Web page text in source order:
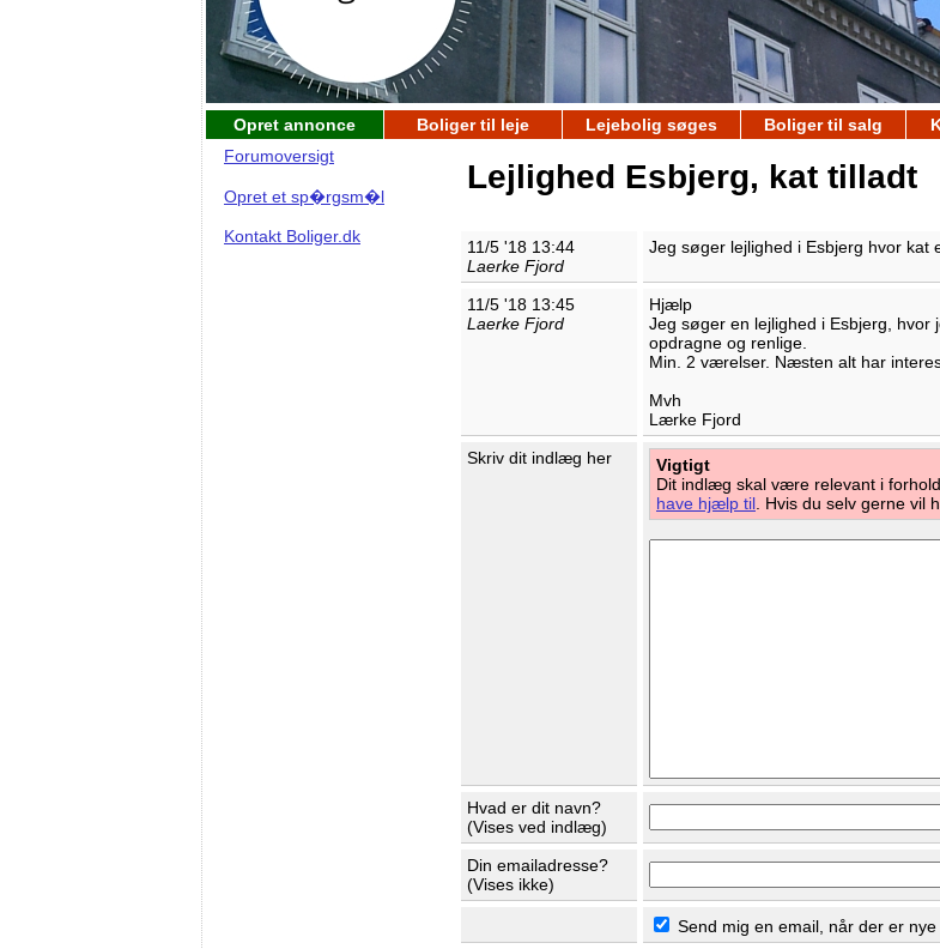
Opret annonce Boliger til leje Lejebolig søges Boliger til salg
Forumoversigt
Opret et sp�rgsm�l
Kontakt Boliger.dk
Lejlighed Esbjerg, kat tilladt
11/5 '18 13:44
Laerke Fjord
Jeg søger lejlighed i Esbjerg hvor kat
11/5 '18 13:45
Laerke Fjord
Hjælp
Jeg søger en lejlighed i Esbjerg, hvor
opdragne og renlige.
Min. 2 værelser. Næsten alt har
Mvh
Lærke Fjord
Skriv dit indlæg her
Vigtigt
Dit indlæg skal være relevant i
have hjælp til . Hvis du selv gerne vil
Hvad er dit navn?
(Vises ved indlæg)
Din emailadresse?
(Vises ikke)
Send mig en email, når der er